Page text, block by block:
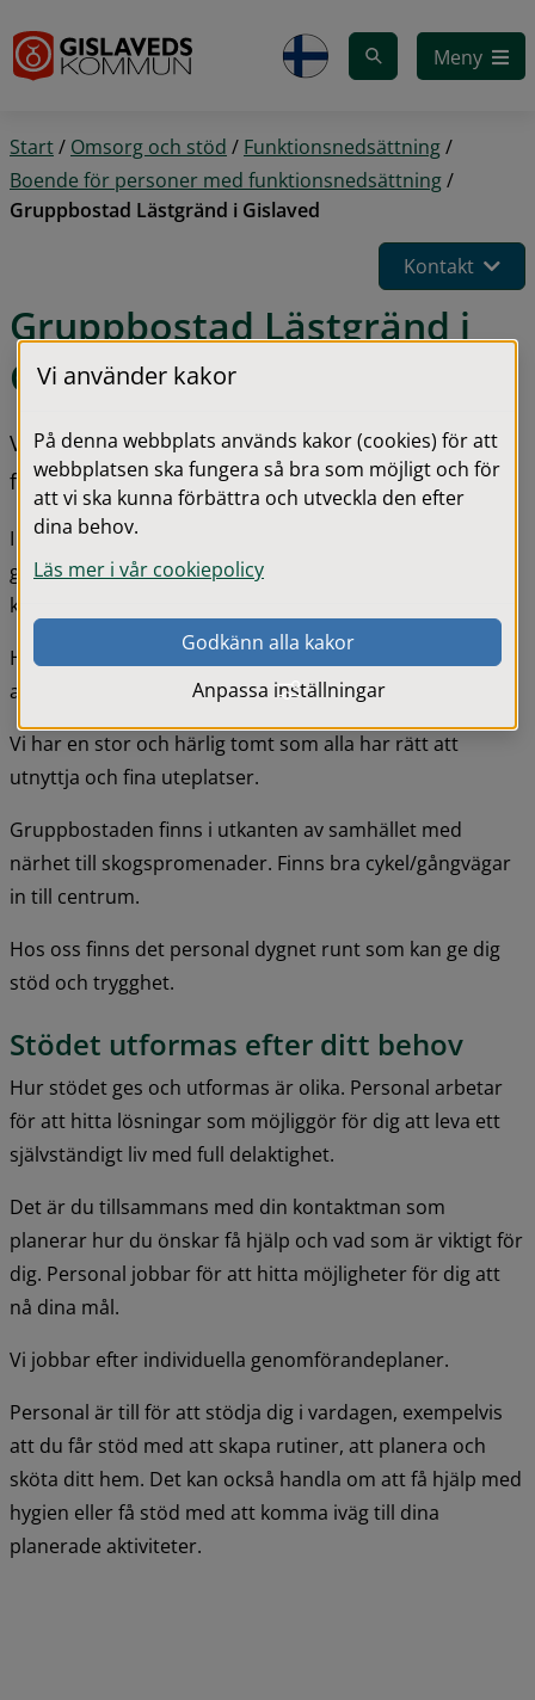
Meny
Start/ Omsorg och stöd / Funktionsnedsättning/
Boende för personer med funktionsnedsättning/
Gruppbostad Lästgränd i Gislaved
Kontakt
Gruppbostad Lästgränd i
Gislaved
Välkommen till gruppbostad Lästgränd. Hos oss
finns det sex stycken lägenheter.
I mitten av gruppbostaden finns
gemensamhetsutrymmet. En öppen planlösning med
kök, matrum och tv-rum.
Här äter vi ofta tillsammans och gör gemensamma
aktiviteter.
Vi har en stor och härlig tomt som alla har rätt att
utnyttja och fina uteplatser.
Gruppbostaden finns i utkanten av samhället med
närhet till skogspromenader. Finns bra cykel/gångvägar
in till centrum.
Hos oss finns det personal dygnet runt som kan ge dig
stöd och trygghet.
Stödet utformas efter ditt behov
Hur stödet ges och utformas är olika. Personal arbetar
för att hitta lösningar som möjliggör för dig att leva ett
självständigt liv med full delaktighet.
Det är du tillsammans med din kontaktman som
planerar hur du önskar få hjälp och vad som är viktigt för
dig. Personal jobbar för att hitta möjligheter för dig att
nå dina mål.
Vi jobbar efter individuella genomförandeplaner.
Personal är till för att stödja dig i vardagen, exempelvis
att du får stöd med att skapa rutiner, att planera och
sköta ditt hem. Det kan också handla om att få hjälp med
hygien eller få stöd med att komma iväg till dina
planerade aktiviteter.
Vi använder kakor
På denna webbplats används kakor (cookies) för att
webbplatsen ska fungera så bra som möjligt och för
att vi ska kunna förbättra och utveckla den efter
dina behov.
Läs mer i vår cookiepolicy
Godkänn alla kakor
Anpassa inställningar